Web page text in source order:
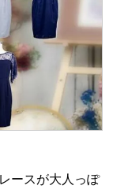
ースが大人っぽ